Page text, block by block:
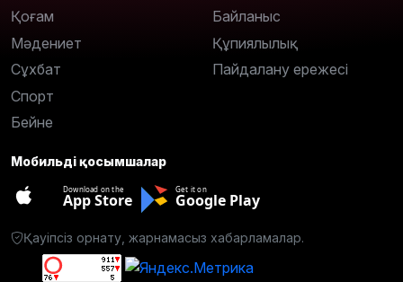
Қоғам
Мәдениет
Сұхбат
Спорт
Бейне
Байланыс
Құпиялылық
Пайдалану ережесі
Мобильді қосымшалар
Download on the
App Store
Get it on
Google Play
Қауіпсіз орнату, жарнамасыз хабарламалар.